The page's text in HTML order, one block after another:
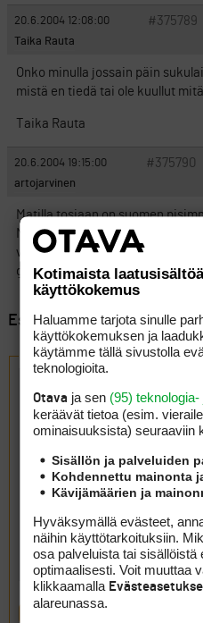
20.6.2004 12:08:00 #375789
Taika Rauta
Onko minulla jossain päin
mistä en tiedä tai ole kuullut
Taika Rauta
20.6.2004 19:15:00 #375790
artojarvinen
Matilla tosiaan on suomen
Mutta kun osuu kohdalle, niin ei
viime vuonna.. Ensin pallo
griinille, eli 340 metrii ilmassa..)
Esillä 6 viestiä, 1 - 6
Vastaa aiheeseen: Suomen
Kotimaista
käyttökokemus
Haluamme tarjota sinulle
käyttökokemuksen ja
käytämme tällä sivustolla
teknologioita.
Otava ja sen (95)
keräävät tietoa (esim.
ominaisuuk­sista) seuraaviin
Sisällön ja palveluiden
Kohdennettu mainonta
Kävijämäärien ja
Hyväksymällä evästeet,
näihin käyttötarkoituksiin.
osa palveluista tai sisällöistä
optimaalisesti. Voit muuttaa
klikkaamalla
alareunassa.